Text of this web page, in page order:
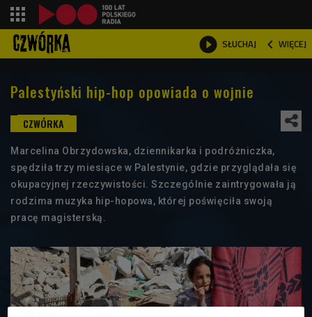
 SŁUCHAJ  WIĘCEJ

Palestyński hip-hop opowiada o wojnie
Marcelina Obrzydowska, dziennikarka i podróżniczka,
spędziła trzy miesiące w Palestynie, gdzie przyglądała się
okupacyjnej rzeczywistości. Szczególnie zaintrygowała ją
rodzima muzyka hip-hopowa, której poświęciła swoją
pracę magisterską.